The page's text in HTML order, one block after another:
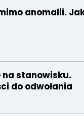
anomalii.
stanowisku.
do odwołania